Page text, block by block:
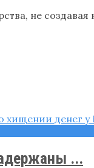
не
...